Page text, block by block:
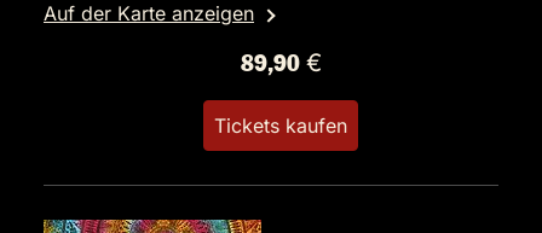
Auf der Karte anzeigen
89,90 €
Tickets kaufen